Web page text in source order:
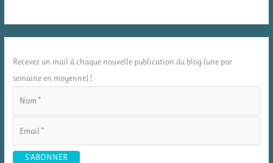
Recevez un mail à chaque nouvelle publication du blog (une par
semaine en moyenne) !